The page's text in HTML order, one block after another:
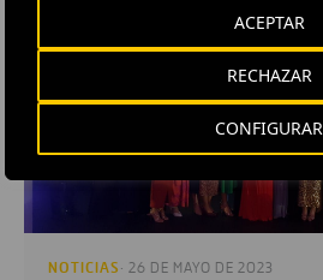
CONFIGURAR
RECHAZAR
ACEPTAR
NOTICIAS · 26 DE MAYO DE 2023